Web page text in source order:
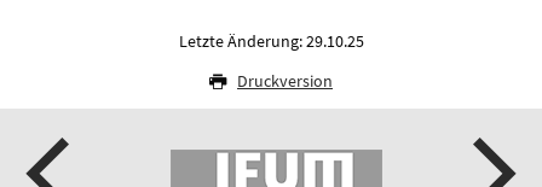
Letzte Änderung: 29.10.25
Druckversion